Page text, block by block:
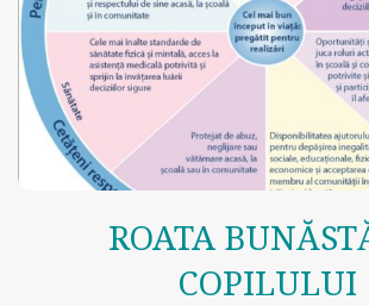
ROATA
COPILULUI